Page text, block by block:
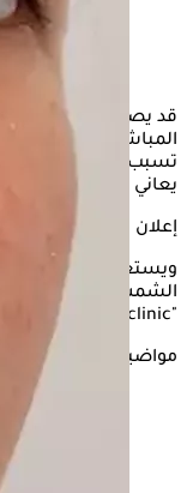
قد يصاب بعض
المباشر لأشعة
تسبب حروق
يعاني الشخص من
إعلان
ويستعرض
الشمس، مع عرض
"clevelandclinic" و"webmd".
مواضيع ذات صلة